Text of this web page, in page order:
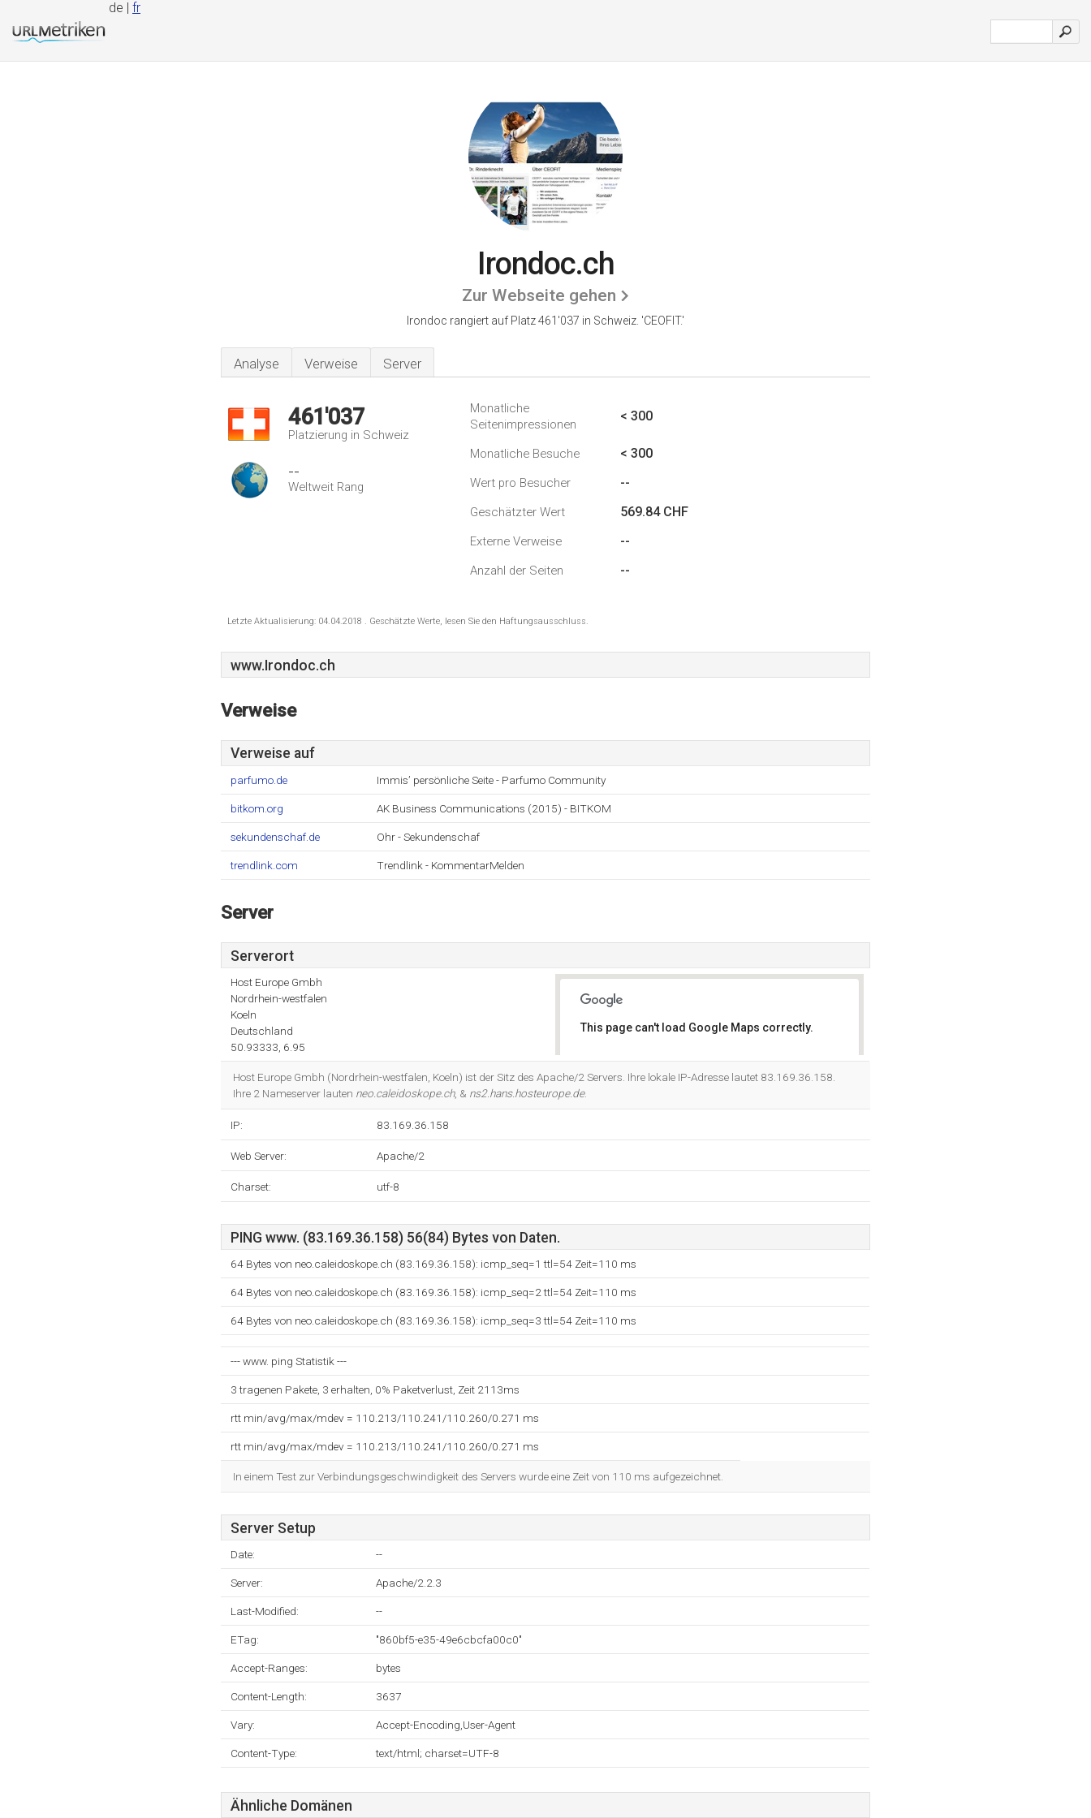
de | fr
Irondoc.ch
Zur Webseite gehen
Irondoc rangiert auf Platz 461'037 in Schweiz. 'CEOFIT.'
Analyse Verweise Server
461'037
Platzierung in Schweiz
--
Weltweit Rang
Monatliche
Seitenimpressionen
< 300
Monatliche Besuche < 300
Wert pro Besucher --
Geschätzter Wert 569.84 CHF
Externe Verweise --
Anzahl der Seiten --
Letzte Aktualisierung: 04.04.2018 . Geschätzte Werte, lesen Sie den Haftungsausschluss.
www.Irondoc.ch
Verweise
Verweise auf
parfumo.de Immis’ persönliche Seite - Parfumo Community
bitkom.org AK Business Communications (2015) - BITKOM
sekundenschaf.de Ohr - Sekundenschaf
trendlink.com Trendlink - KommentarMelden
Server
Serverort
Host Europe Gmbh
Nordrhein-westfalen
Koeln
Deutschland
50.93333, 6.95
This page can't load Google Maps correctly.
Host Europe Gmbh (Nordrhein-westfalen, Koeln) ist der Sitz des Apache/2 Servers. Ihre lokale IP-Adresse lautet 83.169.36.158.
Ihre 2 Nameserver lauten neo.caleidoskope.ch, & ns2.hans.hosteurope.de.
IP: 83.169.36.158
Web Server: Apache/2
Charset: utf-8
PING www. (83.169.36.158) 56(84) Bytes von Daten.
64 Bytes von neo.caleidoskope.ch (83.169.36.158): icmp_seq=1 ttl=54 Zeit=110 ms
64 Bytes von neo.caleidoskope.ch (83.169.36.158): icmp_seq=2 ttl=54 Zeit=110 ms
64 Bytes von neo.caleidoskope.ch (83.169.36.158): icmp_seq=3 ttl=54 Zeit=110 ms
--- www. ping Statistik ---
3 tragenen Pakete, 3 erhalten, 0% Paketverlust, Zeit 2113ms
rtt min/avg/max/mdev = 110.213/110.241/110.260/0.271 ms
rtt min/avg/max/mdev = 110.213/110.241/110.260/0.271 ms
In einem Test zur Verbindungsgeschwindigkeit des Servers wurde eine Zeit von 110 ms aufgezeichnet.
Server Setup
Date: --
Server: Apache/2.2.3
Last-Modified: --
ETag: "860bf5-e35-49e6cbcfa00c0"
Accept-Ranges: bytes
Content-Length: 3637
Vary: Accept-Encoding,User-Agent
Content-Type: text/html; charset=UTF-8
Ähnliche Domänen